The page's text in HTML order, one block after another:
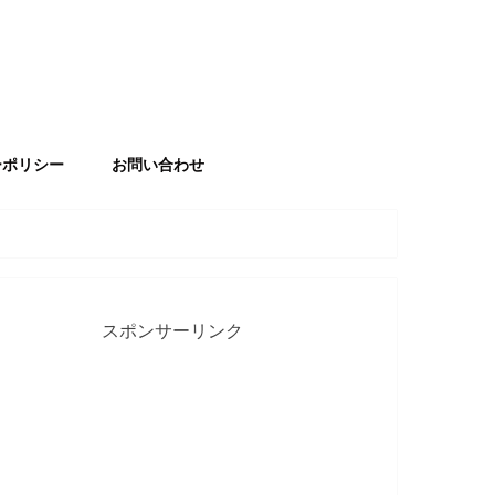
リシー お問い合わせ
スポンサーリンク